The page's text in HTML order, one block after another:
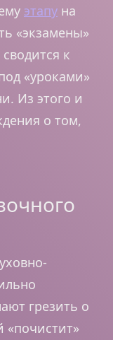
этапу на
«экзамены»
к
«уроками»
Из этого и
о том,
грезить о
«почистит»